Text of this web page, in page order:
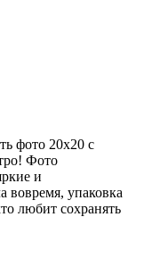
фото 20х20 с
Фото
и
упаковка
любит сохранять